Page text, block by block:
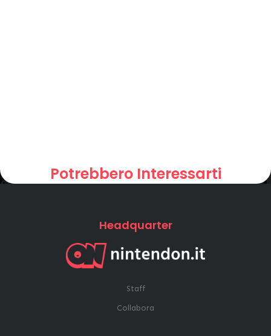
Potrebbero Interessarti
Headquarter
Staff
Collabora